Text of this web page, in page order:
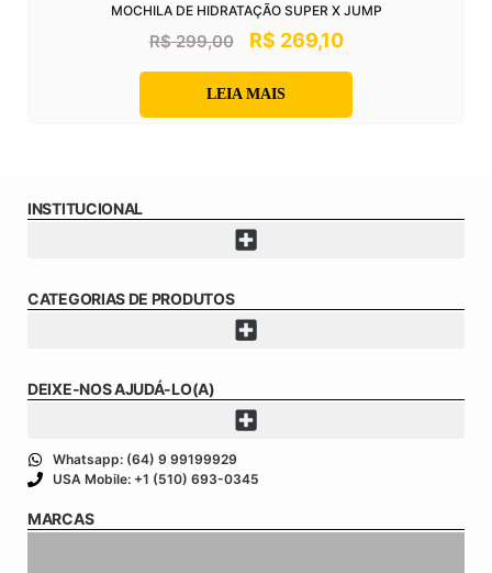
MOCHILA DE HIDRATAÇÃO SUPER X JUMP
R$299,00 R$ 269,10
LEIA MAIS
INSTITUCIONAL
CATEGORIAS DE PRODUTOS
DEIXE-NOS AJUDÁ-LO(A)
Whatsapp: (64) 9 99199929
USA Mobile: +1 (510) 693-0345
MARCAS